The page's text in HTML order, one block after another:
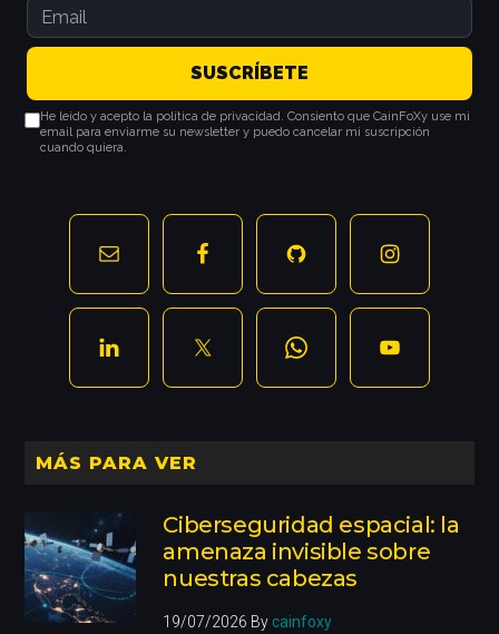
He leído y acepto la política de privacidad. Consiento que CainFoXy use mi
email para enviarme su newsletter y puedo cancelar mi suscripción
cuando quiera.
MÁS PARA VER
Ciberseguridad espacial: la
amenaza invisible sobre
nuestras cabezas
19/07/2026 By cainfoxy